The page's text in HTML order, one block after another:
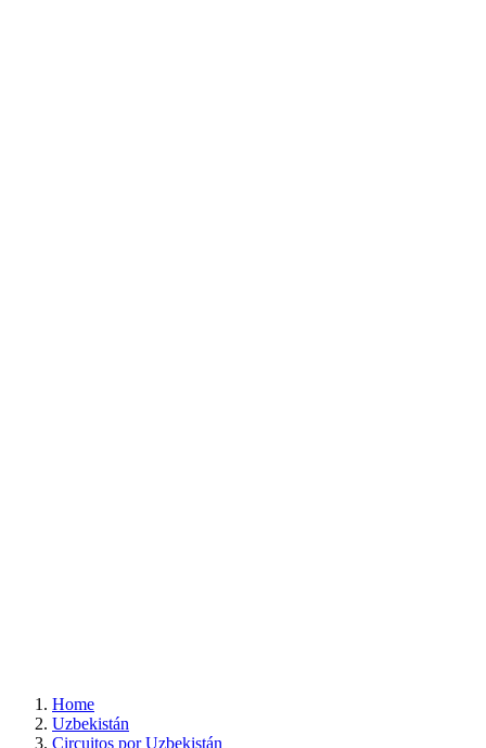
Home
Uzbekistán
Circuitos por Uzbekistán